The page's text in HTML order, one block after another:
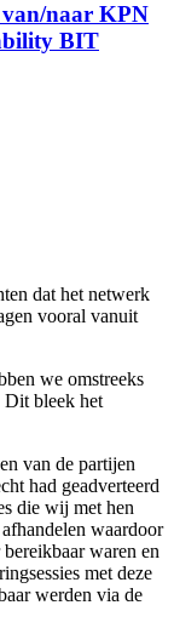
naar KPN
BIT
dat het netwerk
vooral vanuit
we omstreeks
Dit bleek het
van de partijen
had geadverteerd
die wij met hen
waardoor
waren en
met deze
werden via de